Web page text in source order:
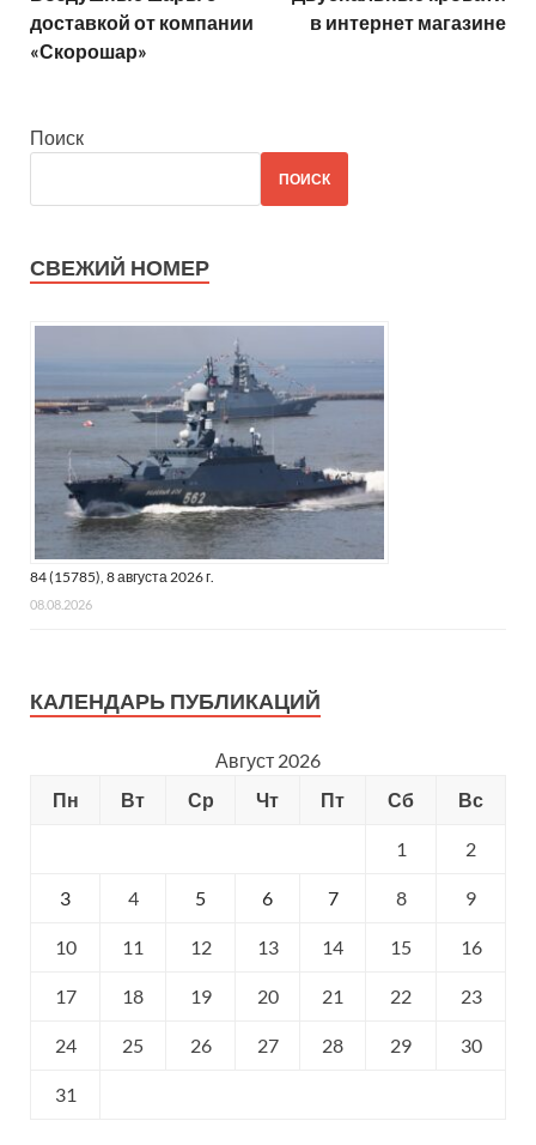
доставкой от компании
«Скорошар»
в интернет магазине
Поиск
ПОИСК
СВЕЖИЙ НОМЕР
84 (15785), 8 августа 2026 г.
08.08.2026
КАЛЕНДАРЬ ПУБЛИКАЦИЙ
Август 2026
Пн
Вт Ср Чт Пт Сб Вс
1 2
3 4 5 6 7 8 9
10 11 12 13 14 15 16
17 18 19 20 21 22 23
24 25 26 27 28 29 30
31